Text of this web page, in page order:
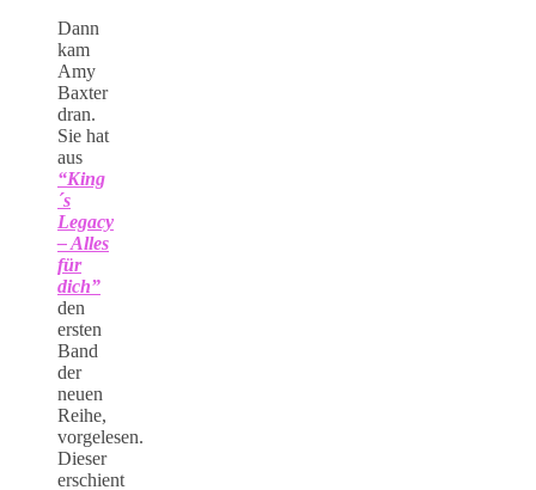
Dann
kam
Amy
Baxter
dran.
Sie hat
aus
“King
´s
Legacy
– Alles
für
dich”
den
ersten
Band
der
neuen
Reihe,
vorgelesen.
Dieser
erschient